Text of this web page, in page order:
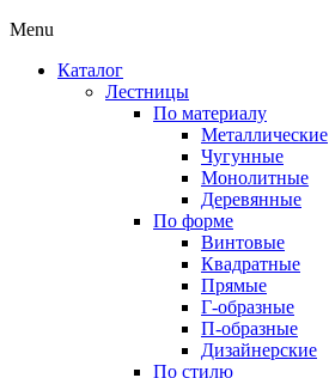
Menu
Каталог
Лестницы
По материалу
Металлические
Чугунные
Монолитные
Деревянные
По форме
Винтовые
Квадратные
Прямые
Г-образные
П-образные
Дизайнерские
По стилю